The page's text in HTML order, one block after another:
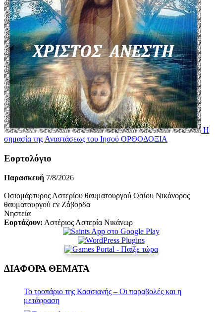
Η
σημασία της Αναστάσεως του Ιησού ΟΡΘΟΔΟΞΙΑ
Εορτολόγιο
Παρασκευή 7/8/2026
Οσιομάρτυρος Αστερίου θαυματουργού Οσίου Νικάνορος
θαυματουργού εν Ζάβορδα
Νηστεία
Εορτάζουν: Αστέριος Αστερία Νικάνωρ
ΔΙΑΦΟΡΑ ΘΕΜΑΤΑ
Το τροπάριο της Κασσιανής – Oι παραβολές και η
μετάφραση